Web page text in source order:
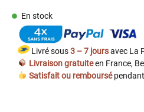
En stock
Livré sous3 – 7 joursavec La
Livraison gratuiteen France,
Satisfait ou remboursé